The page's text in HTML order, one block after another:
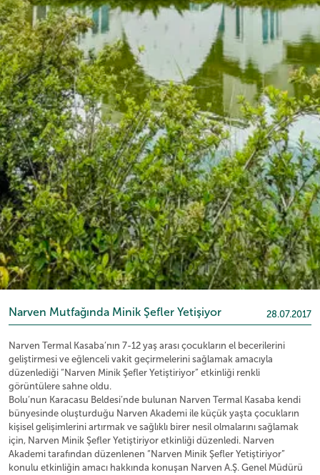
Narven Mutfağında Minik Şefler Yetişiyor 28.07.2017
Narven Termal Kasaba’nın 7-12 yaş arası çocukların el becerilerini
geliştirmesi ve eğlenceli vakit geçirmelerini sağlamak amacıyla
düzenlediği “Narven Minik Şefler Yetiştiriyor” etkinliği renkli
görüntülere sahne oldu.
Bolu’nun Karacasu Beldesi’nde bulunan Narven Termal Kasaba kendi
bünyesinde oluşturduğu Narven Akademi ile küçük yaşta çocukların
kişisel gelişimlerini artırmak ve sağlıklı birer nesil olmalarını sağlamak
için, Narven Minik Şefler Yetiştiriyor etkinliği düzenledi. Narven
Akademi tarafından düzenlenen “Narven Minik Şefler Yetiştiriyor”
konulu etkinliğin amacı hakkında konuşan Narven A.Ş. Genel Müdürü